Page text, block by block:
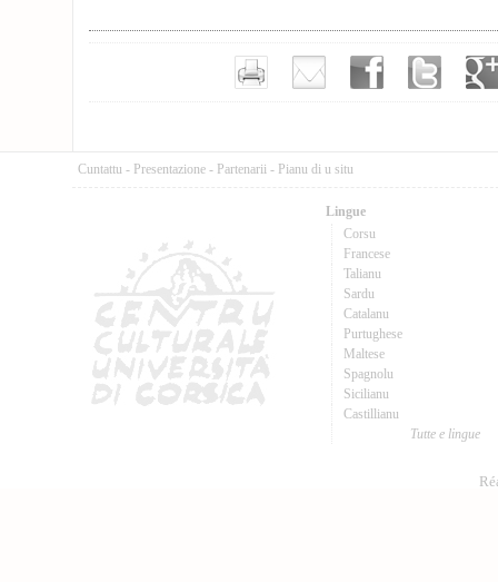
Cuntattu - Presentazione - Partenarii - Pianu di u situ
Lingue
Corsu
Francese
Talianu
Sardu
Catalanu
Purtughese
Maltese
Spagnolu
Sicilianu
Castillianu
Tutte e lingue